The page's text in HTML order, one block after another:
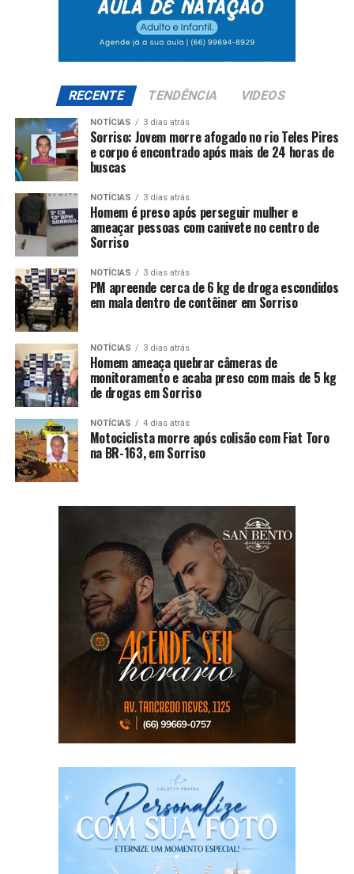
RECENTE TENDÊNCIA VIDEOS
NOTÍCIAS 3 dias atrás
Sorriso: Jovem morre afogado no rio Teles Pires
e corpo é encontrado após mais de 24 horas de
buscas
NOTÍCIAS 3 dias atrás
Homem é preso após perseguir mulher e
ameaçar pessoas com canivete no centro de
Sorriso
NOTÍCIAS 3 dias atrás
PM apreende cerca de 6 kg de droga escondidos
em mala dentro de contêiner em Sorriso
NOTÍCIAS 3 dias atrás
Homem ameaça quebrar câmeras de
monitoramento e acaba preso com mais de 5 kg
de drogas em Sorriso
NOTÍCIAS 4 dias atrás
Motociclista morre após colisão com Fiat Toro
na BR-163, em Sorriso